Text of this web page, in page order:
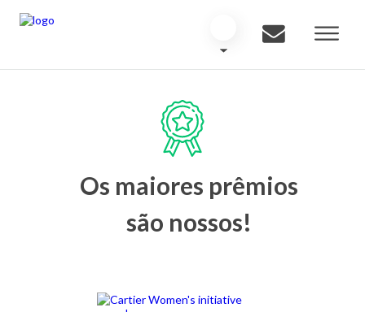
Os maiores prêmios
são nossos!